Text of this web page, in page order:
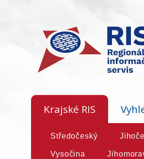
Krajské RIS
Středočeský
Vysočina